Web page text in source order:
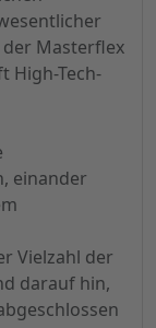
Masterflex
High-Tech-
einander
Vielzahl der
darauf hin,